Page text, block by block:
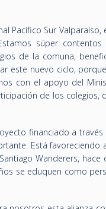
Pacífico Sur Valparaíso,
súper
de la comuna,
este nuevo ciclo,
con el apoyo del
de los colegios,
financiado a través
Está favoreciendo
Wanderers, hace
se eduquen como